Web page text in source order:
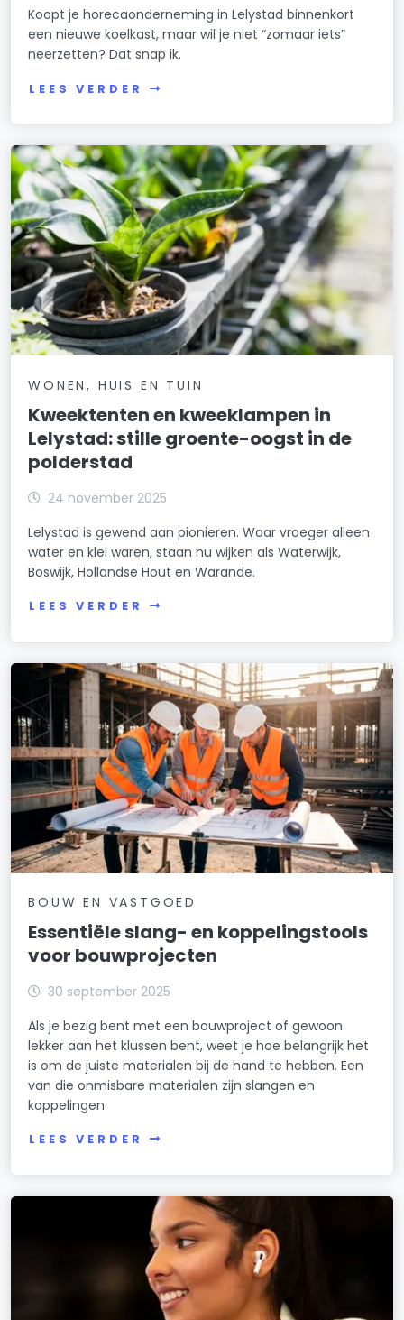
Koopt je horecaonderneming in Lelystad binnenkort
een nieuwe koelkast, maar wil je niet “zomaar iets”
neerzetten? Dat snap ik.
LEES VERDER
WONEN, HUIS EN TUIN
Kweektenten en kweeklampen in
Lelystad: stille groente-oogst in de
polderstad
24 november 2025
Lelystad is gewend aan pionieren. Waar vroeger alleen
water en klei waren, staan nu wijken als Waterwijk,
Boswijk, Hollandse Hout en Warande.
LEES VERDER
BOUW EN VASTGOED
Essentiële slang- en koppelingstools
voor bouwprojecten
30 september 2025
Als je bezig bent met een bouwproject of gewoon
lekker aan het klussen bent, weet je hoe belangrijk het
is om de juiste materialen bij de hand te hebben. Een
van die onmisbare materialen zijn slangen en
koppelingen.
LEES VERDER